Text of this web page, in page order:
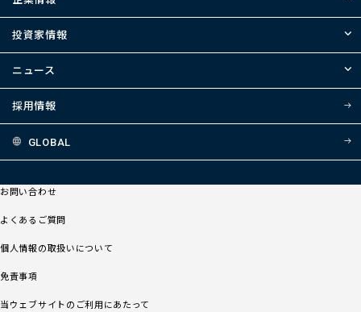
投資家情報
ニュース
採用情報
GLOBAL
お問い合わせ
よくあるご質問
個人情報の取扱いについて
免責事項
当ウェブサイトのご利用にあたって